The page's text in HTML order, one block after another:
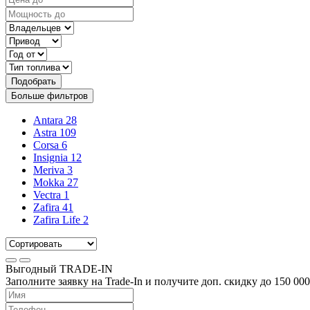
Подобрать
Больше фильтров
Antara 28
Astra 109
Corsa 6
Insignia 12
Meriva 3
Mokka 27
Vectra 1
Zafira 41
Zafira Life 2
Выгодный TRADE-IN
Заполните заявку на Trade-In и получите доп. скидку до 150 000